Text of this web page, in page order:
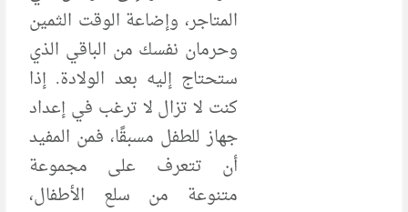
المتاجر، وإضاعة الوقت الثمين
وحرمان نفسك من الباقي الذي
ستحتاج إليه بعد الولادة. إذا
كنت لا تزال لا ترغب في إعداد
جهاز للطفل مسبقًا، فمن المفيد
أن تتعرف على مجموعة
متنوعة من سلع الأطفال،